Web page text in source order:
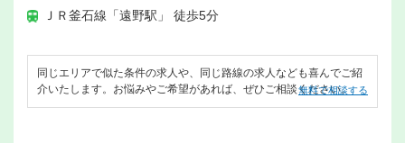
ＪＲ釜石線「遠野駅」 徒歩5分
同じエリアで似た条件の求人や、同じ路線の求人なども喜んでご紹
介いたします。お悩みやご希望があれば、ぜひご相談ください。
無料で相談する